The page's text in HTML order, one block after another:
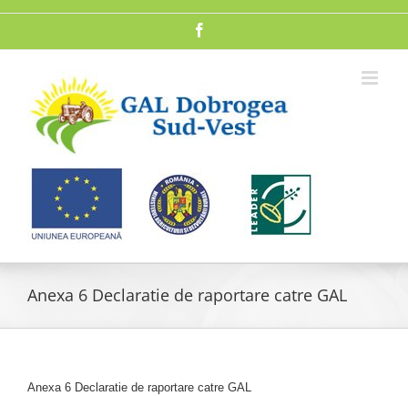
Anexa 6 Declaratie de raportare catre GAL
Anexa 6 Declaratie de raportare catre GAL